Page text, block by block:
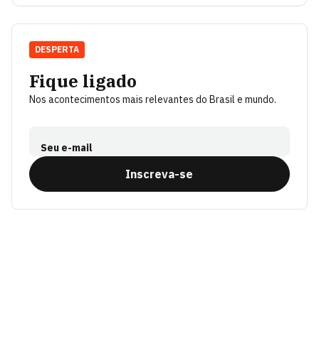
Fique ligado
Nos acontecimentos mais relevantes do Brasil e mundo.
Seu e-mail
Inscreva-se
DESPERTA